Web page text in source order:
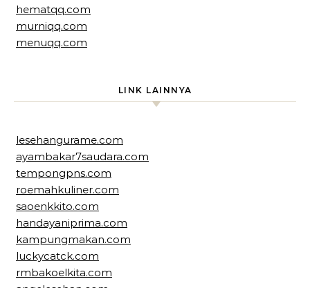
hematqq.com
murniqq.com
menuqq.com
LINK LAINNYA
lesehangurame.com
ayambakar7saudara.com
tempongpns.com
roemahkuliner.com
saoenkkito.com
handayaniprima.com
kampungmakan.com
luckycatck.com
rmbakoelkita.com